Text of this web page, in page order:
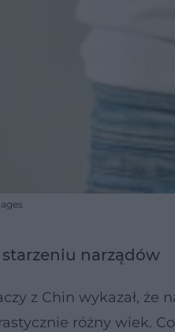
starzeniu narządów
z Chin wykazał,
różny wiek.